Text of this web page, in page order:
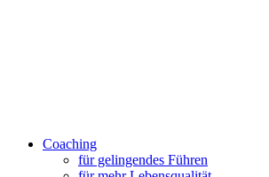
Coaching
für gelingendes Führen